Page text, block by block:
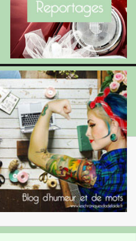
sont indiqués avec*